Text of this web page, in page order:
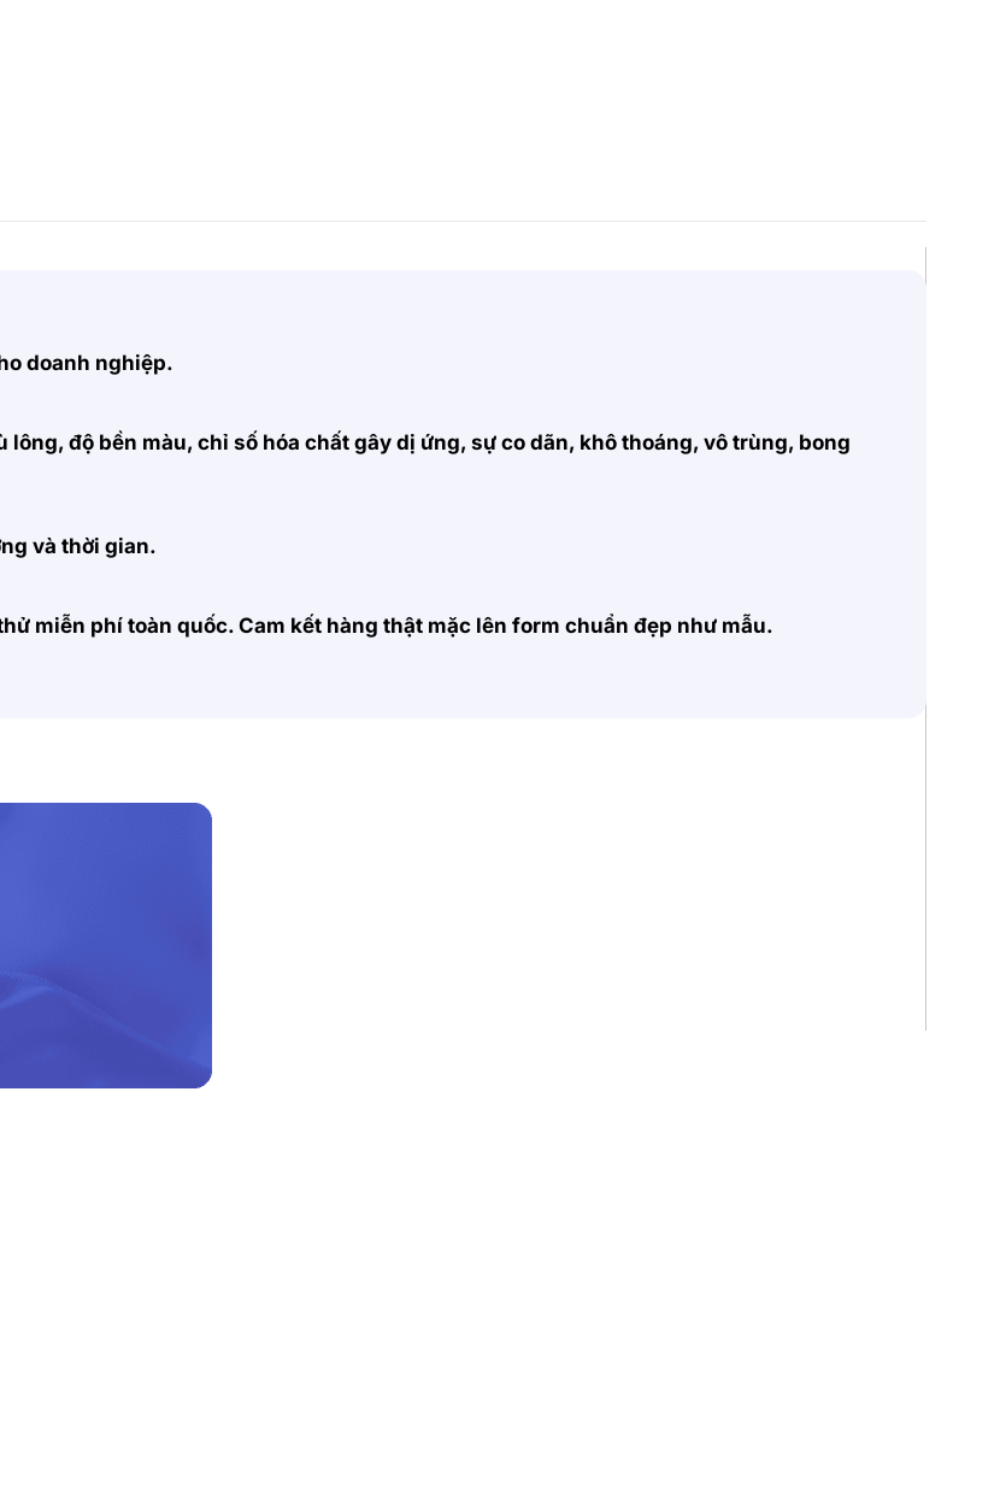
doanh nghiệp.
độ bền màu, chỉ số hóa chất gây dị ứng, sự co dãn, khô thoáng, vô trùng, bong
và thời gian.
miễn phí toàn quốc. Cam kết hàng thật mặc lên form chuẩn đẹp như mẫu.